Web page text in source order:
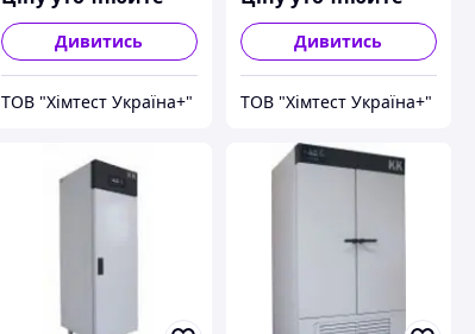
Дивитись
ТОВ "Хімтест Україна+"
Дивитись
ТОВ "Хімтест Україна+"